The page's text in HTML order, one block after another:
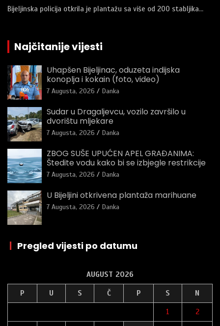
Bijeljinska policija otkrila je plantažu sa više od 200 stabljika…
Najčitanije vijesti
Uhapšen Bijeljinac, oduzeta indijska
konoplja i kokain (foto, video)
7 Augusta, 2026 Danka
Sudar u Dragaljevcu, vozilo završilo u
dvorištu mljekare
7 Augusta, 2026 Danka
ZBOG SUŠE UPUĆEN APEL GRAĐANIMA:
Štedite vodu kako bi se izbjegle restrikcije
7 Augusta, 2026 Danka
U Bijeljini otkrivena plantaža marihuane
7 Augusta, 2026 Danka
| Pregled vijesti po datumu
AUGUST 2026
P U S Č P S N
1 2